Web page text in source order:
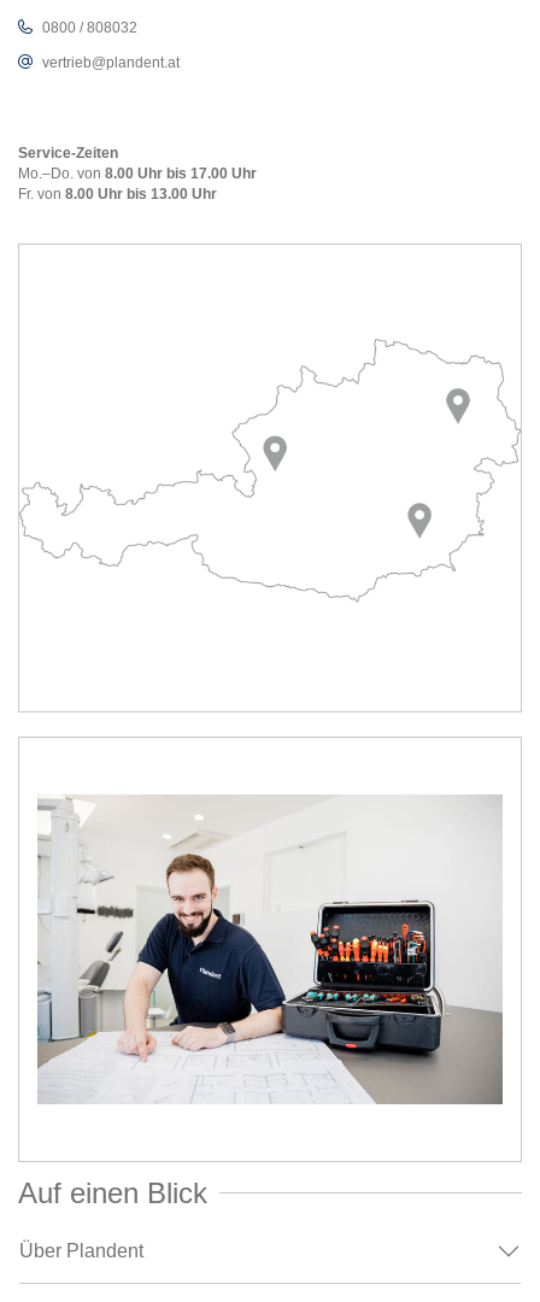
0800 / 808032
vertrieb@plandent.at
Service-Zeiten
Mo.–Do. von 8.00 Uhr bis 17.00 Uhr
Fr. von 8.00 Uhr bis 13.00 Uhr
Auf einen Blick
Über Plandent